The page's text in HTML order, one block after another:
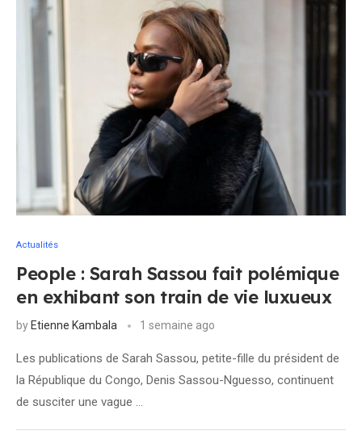
Actualités
People : Sarah Sassou fait polémique
en exhibant son train de vie luxueux
by Etienne Kambala 1 semaine ago
Les publications de Sarah Sassou, petite-fille du président de
la République du Congo, Denis Sassou-Nguesso, continuent
de susciter une vague …